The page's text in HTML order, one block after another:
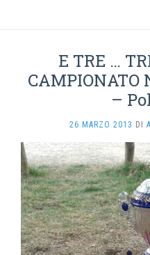
E TRE …
CAMPIONATO
–
26 MARZO 2013 DI